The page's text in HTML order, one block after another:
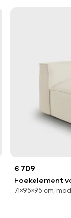
€ 709
Hoekelement
badstof, Seven
71×95×95 cm,